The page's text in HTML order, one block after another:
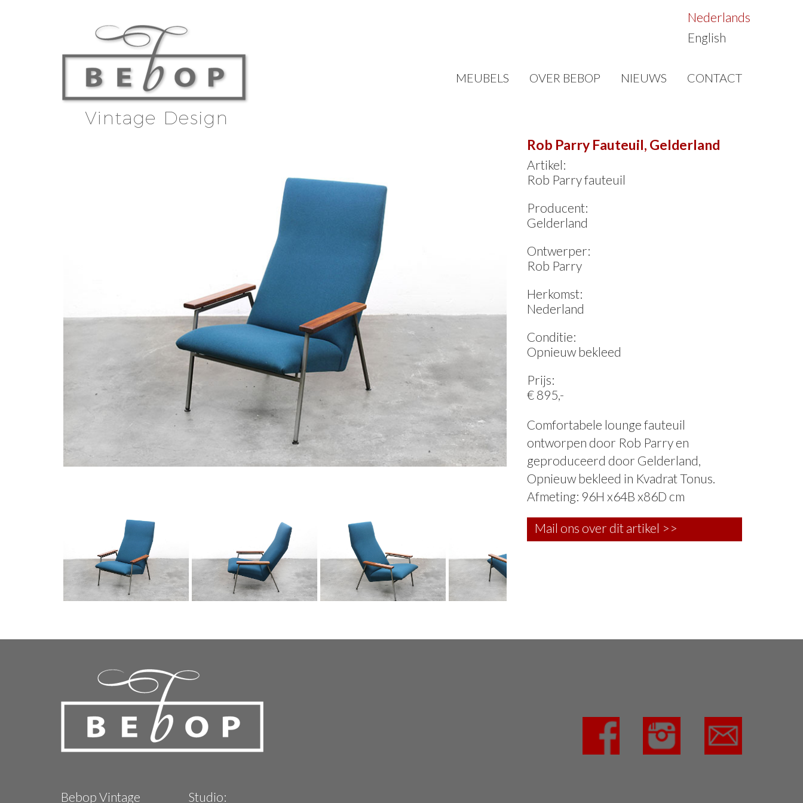
MEUBELS OVER BEBOP NIEUWS CONTACT
Nederlands
English
Rob Parry Fauteuil, Gelderland
Artikel:
Rob Parry fauteuil
Producent:
Gelderland
Ontwerper:
Rob Parry
Herkomst:
Nederland
Conditie:
Opnieuw bekleed
Prijs:
€ 895,-
Comfortabele lounge fauteuil
ontworpen door Rob Parry en
geproduceerd door Gelderland,
Opnieuw bekleed in Kvadrat Tonus.
Afmeting: 96H x64B x86D cm
Mail ons over dit artikel >>
Bebop Vintage Studio: